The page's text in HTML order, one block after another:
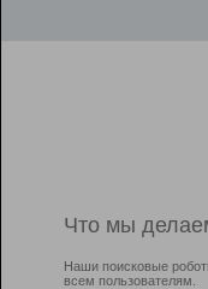
Что мы
Наши поисковые
всем пользователям.